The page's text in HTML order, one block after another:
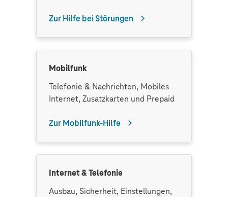
Zur Hilfe bei Störungen
Mobilfunk
Telefonie & Nachrichten, Mobiles
Internet, Zusatzkarten und Prepaid
Zur Mobilfunk-Hilfe
Internet & Telefonie
Ausbau, Sicherheit, Einstellungen,